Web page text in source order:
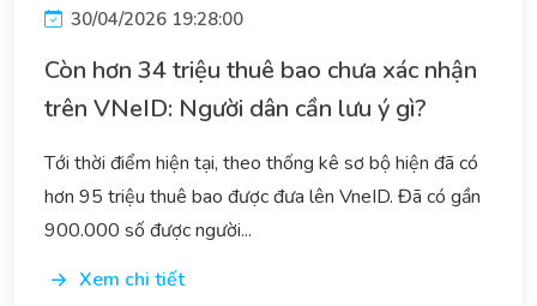
30/04/2026 19:28:00
Còn hơn 34 triệu thuê bao chưa xác nhận
trên VNeID: Người dân cần lưu ý gì?
Tới thời điểm hiện tại, theo thống kê sơ bộ hiện đã có
hơn 95 triệu thuê bao được đưa lên VneID. Đã có gần
900.000 số được người...
Xem chi tiết